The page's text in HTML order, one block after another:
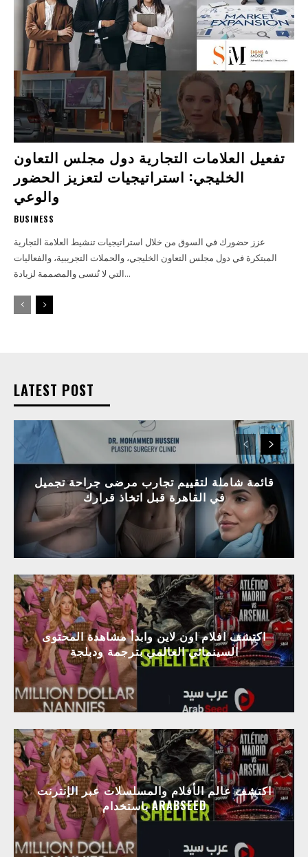
تفعيل العلامات التجارية دول مجلس التعاون
الخليجي: استراتيجيات لتعزيز الحضور
والوعي
BUSINESS
عزز حضورك في السوق من خلال استراتيجيات تنشيط العلامة التجارية
المبتكرة في دول مجلس التعاون الخليجي، والحملات التجريبية، والفعاليات
التي لا تُنسى والمصممة لزيادة...
LATEST POST
قائمة شاملة لتقييم تجارب مرضى جراحة تجميل
في القاهرة قبل اتخاذ قرارك
اكتشف افلام اون لاين وابدأ مشاهدة المحتوى
السينمائي العالمي بترجمة ودبلجة
اكتشف عالم الأفلام والمسلسلات عبر الإنترنت
باستخدام ARABSEED